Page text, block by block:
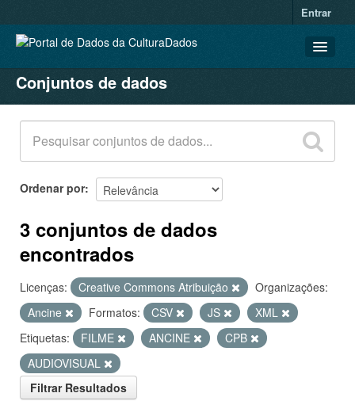
Entrar
CONJUNTOS DE DADOS
ORGANIZAÇÕES
GRUPOS
SOBRE
Conjuntos de dados
Ordenar por
3 conjuntos de dados
encontrados
Licenças: Creative Commons Atribuição
Organizações:
Ancine
Formatos: CSV JS
XML
Etiquetas:
FILME ANCINE
CPB
AUDIOVISUAL
Filtrar Resultados